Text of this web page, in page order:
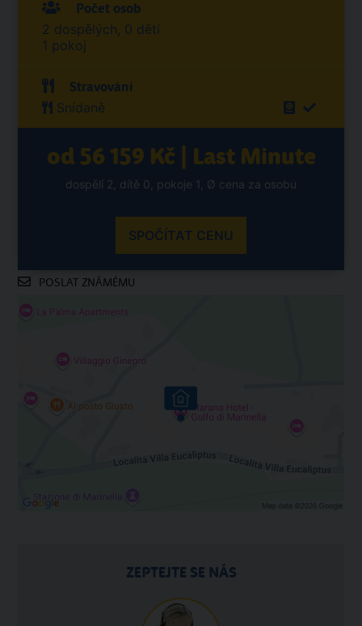
Počet osob
2 dospělých, 0 dětí
1 pokoj
Stravování
Snídaně
od 56 159 Kč | Last Minute
dospělí 2, dítě 0, pokoje 1, Ø cena za osobu
SPOČÍTAT CENU
POSLAT ZNÁMÉMU
ZEPTEJTE SE NÁS